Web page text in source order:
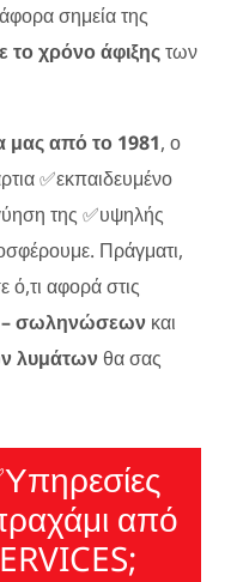
σημεία της
το χρόνο άφιξηςτων
μας από το 1981, ο
✅εκπαιδευμένο
της ✅υψηλής
Πράγματι,
αφορά στις
– σωληνώσεων και
λυμάτωνθα σας
από